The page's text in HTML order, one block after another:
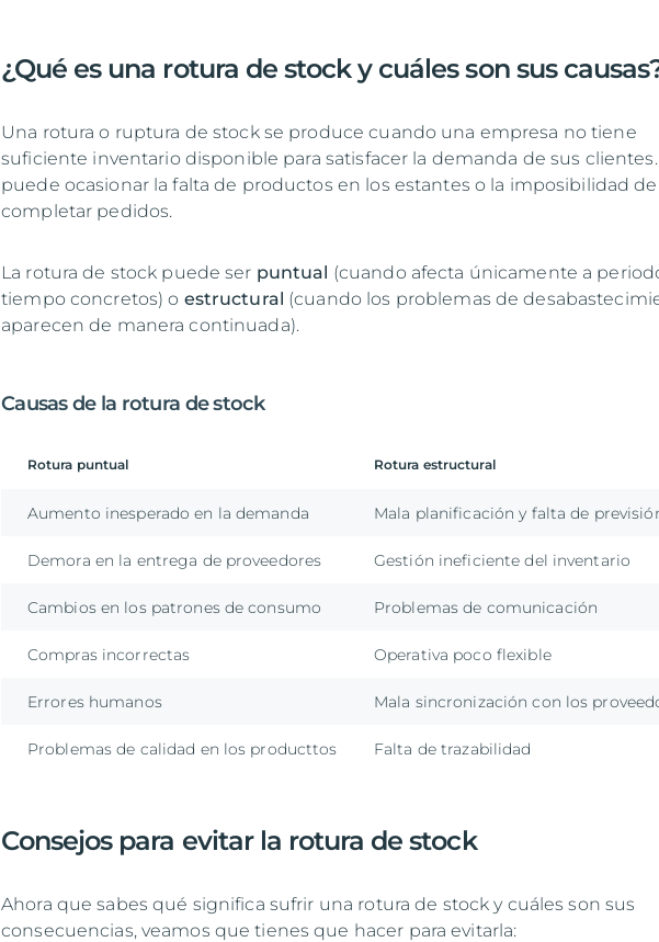
¿Qué es una rotura de stock y cuáles son sus
Una rotura o ruptura de stock se produce cuando una empresa no tiene
suficiente inventario disponible para satisfacer la demanda de sus clientes.
puede ocasionar la falta de productos en los estantes o la imposibilidad de
completar pedidos.
La rotura de stock puede ser puntual (cuando afecta únicamente a
tiempo concretos) o estructural (cuando los problemas de
aparecen de manera continuada).
Causas de la rotura de stock
Rotura puntual Rotura estructural
Aumento inesperado en la demanda Mala planificación y falta de
Demora en la entrega de proveedores Gestión ineficiente del inventario
Cambios en los patrones de consumo Problemas de comunicación
Compras incorrectas Operativa poco flexible
Errores humanos Mala sincronización con los
Problemas de calidad en los producttos Falta de trazabilidad
Consejos para evitar la rotura de stock
Ahora que sabes qué significa sufrir una rotura de stock y cuáles son sus
consecuencias, veamos que tienes que hacer para evitarla: